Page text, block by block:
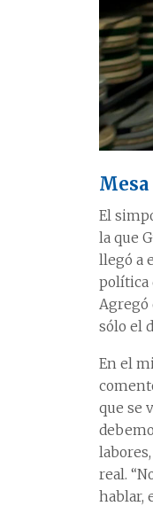
El
la que
llegó a
política
Agregó
sólo el
En el
que se
real.
hablar,